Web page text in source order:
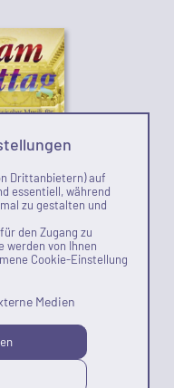
Drittanbietern) auf
essentiell, während
zu gestalten und
den Zugang zu
werden von Ihnen
Cookie-Einstellung
Medien